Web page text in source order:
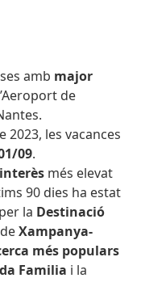
amb major
de
les vacances
09.
interès més elevat
90 dies ha estat
la Destinació
deXampanya-
més populars
Familia i la